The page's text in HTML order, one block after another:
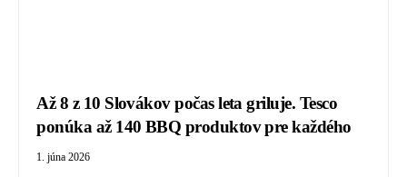
Až 8 z 10 Slovákov počas leta griluje. Tesco
ponúka až 140 BBQ produktov pre každého
1. júna 2026